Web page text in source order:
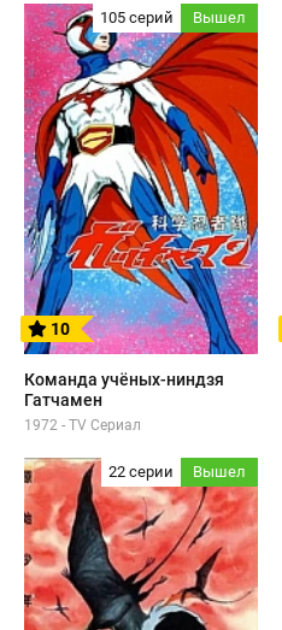
105 серий Вышел
10
Команда учёных-ниндзя
Гатчамен
1972 - TV Сериал
22 серии Вышел